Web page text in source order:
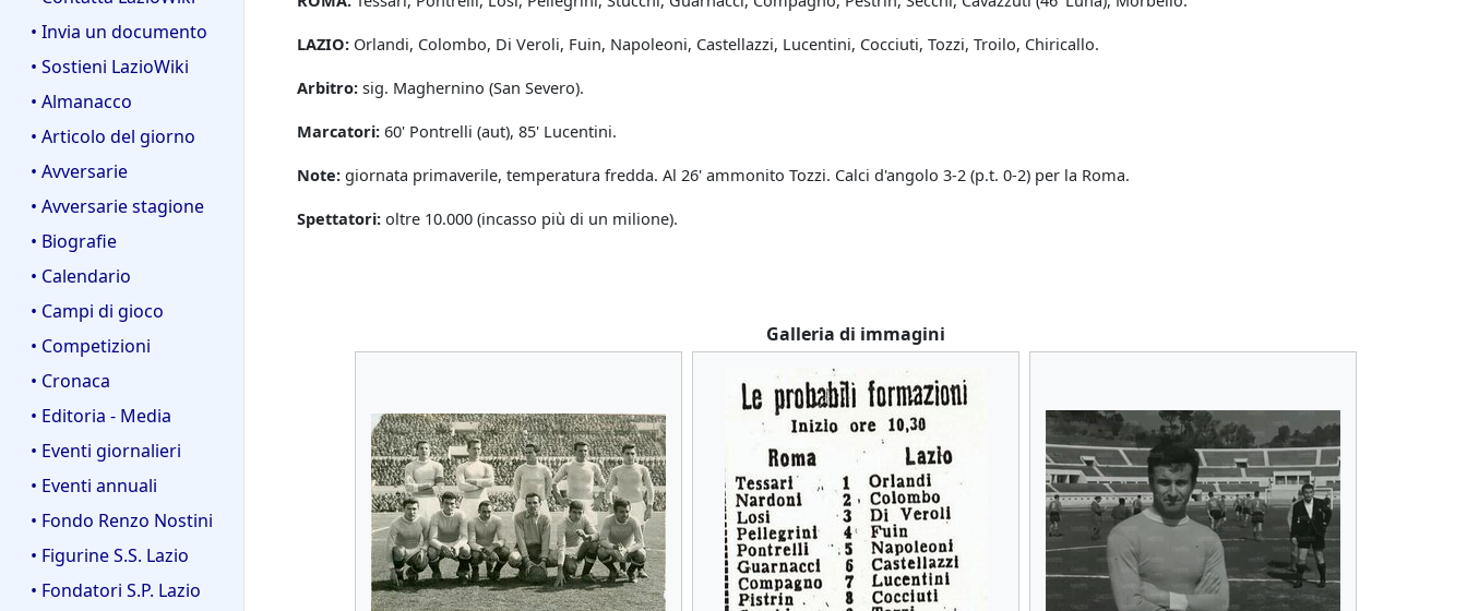
• Invia un documento
• Sostieni LazioWiki
• Almanacco
• Articolo del giorno
• Avversarie
• Avversarie stagione
• Biografie
• Calendario
• Campi di gioco
• Competizioni
• Cronaca
• Editoria - Media
• Eventi giornalieri
• Eventi annuali
• Fondo Renzo Nostini
• Figurine S.S. Lazio
• Fondatori S.P. Lazio
LAZIO: Orlandi, Colombo, Di Veroli, Fuin, Napoleoni, Castellazzi, Lucentini, Cocciuti, Tozzi, Troilo, Chiricallo.
Arbitro: sig. Maghernino (San Severo).
Marcatori: 60' Pontrelli (aut), 85' Lucentini.
Note: giornata primaverile, temperatura fredda. Al 26' ammonito Tozzi. Calci d'angolo 3-2 (p.t. 0-2) per la Roma.
Spettatori: oltre 10.000 (incasso più di un milione).
Galleria di immagini